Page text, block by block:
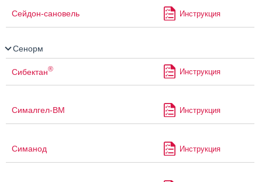
Сейдон-сановель Инструкция
Сенорм
Сибектан® Инструкция
Сималгел-ВМ Инструкция
Симанод Инструкция